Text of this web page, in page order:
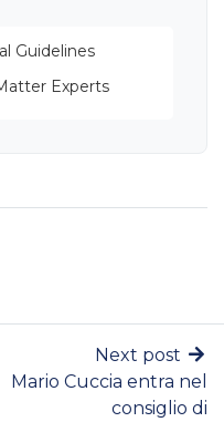
Guidelines
Experts
Next post
Mario Cuccia entra nel
consiglio di